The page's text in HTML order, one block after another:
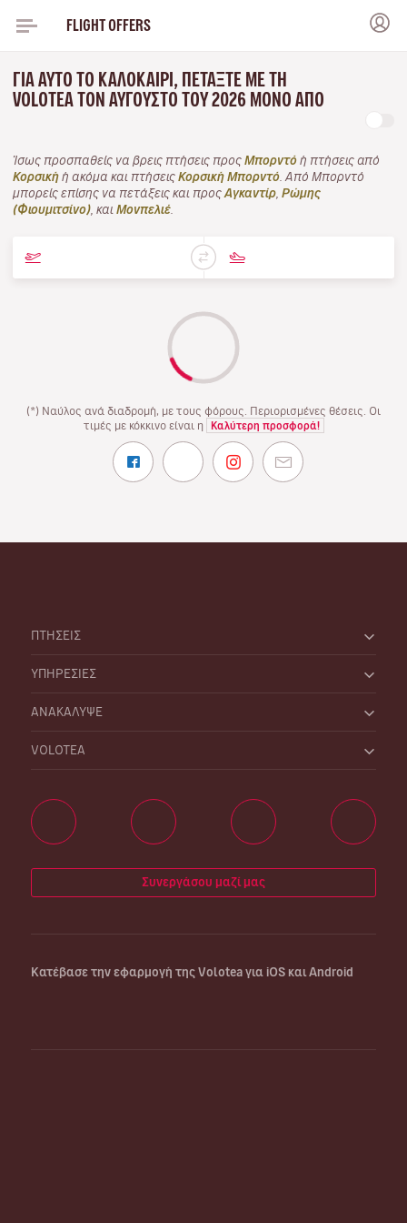
FLIGHT OFFERS
ΓΙΑ ΑΥΤΌ ΤΟ ΚΑΛΟΚΑΊΡΙ, ΠΕΤΆΞΤΕ ΜΕ ΤΗ
VOLOTEA ΤΟΝ ΑΎΓΟΥΣΤΟ ΤΟΥ 2026 ΜΌΝΟ ΑΠΌ
Ίσως προσπαθείς να βρεις πτήσεις προς Μπορντό ή πτήσεις από
Κορσική ή ακόμα και πτήσεις Κορσική Μπορντό . Από Μπορντό
μπορείς επίσης να πετάξεις και προς Αγκαντίρ Ρώμης
(Φιουμιτσίνο) , και Μονπελιέ
(*) Ναύλος ανά διαδρομή, με τους φόρους. Περιορισμένες θέσεις. Οι
τιμές με κόκκινο είναι η
Καλύτερη προσφορά!
ΠΤΗΣΕΙΣ
ΥΠΗΡΕΣΙΕΣ
ΑΝΑΚΑΛΥΨΕ
VOLOTEA
Συνεργάσου μαζί μας
Κατέβασε την εφαρμογή της Volotea για iOS και Android